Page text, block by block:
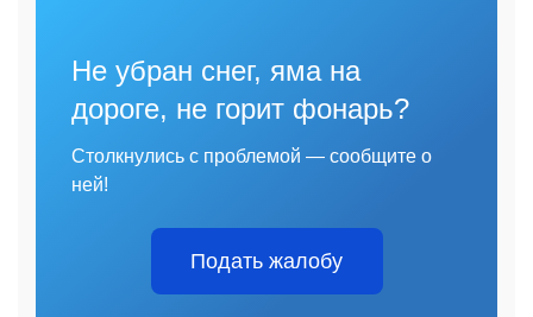
Не убран снег, яма на
дороге, не горит фонарь?
Столкнулись с проблемой — сообщите о
ней!
Подать жалобу